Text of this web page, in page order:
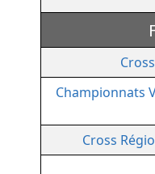
Championnats
Cross